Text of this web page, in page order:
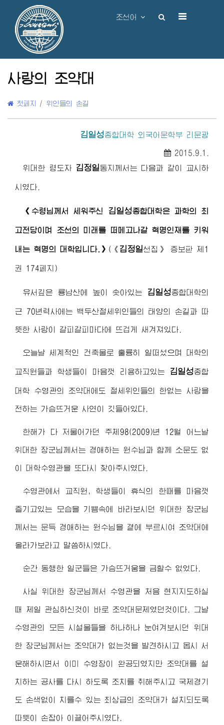
조선어
사랑의 조약대
첫페지 / 위인들의 손길
김일성종합대학 외국어문학부 리문광
2015.9.1.
위대한 령도자 김정일동지 께서는 다음과 같이 교시하
시였다.
《수령님 께서 세워주신 김일성종합대학은 과학의 최
고전당이며 조선의 미래를 떠메고나갈 혁명인재를 키워
내는 혁명의 대학입니다.》 (《 김정일선집》 증보판 제1
권 174페지)
유서깊은 룡남산에 높이 솟아있는 김일성종합대학의
근 70년력사에는 백두산절세위인들의 태양의 손길과 따
뜻한 사랑이 갈피갈피마다에 뜨겁게 새겨져있다.
오늘날 세계적인 건축물로 훌륭히 일떠섰으며 대학의
교직원들과 학생들이 마음껏 리용하고있는 김일성종합
대학 수영관의 조약대에도 절세위인들의 한없는 사랑을
전하는 가슴뜨거운 사연이 깃들어있다.
한해가 다 저물어가던 주체98(2009)년 12월 어느날
위대한장군님 께서는 경애하는 원수님 과 함께 소문도 없
이 대학수영관을 또다시 찾아주시였다.
수영관에서 교직원, 학생들이 휴식의 한때를 마음껏
즐기고있는 모습을 기쁨속에 바라보시던 위대한 장군님
께서는 문득 경애하는 원수님 을 곁에 부르시여 조약대에
올라가보라고 말씀하시였다.
순간 동행한 일군들은 가슴뜨거움을 금할수 없었다.
사실 위대한 장군님 께서 수영관을 처음 현지지도하실
때 제일 관심하신것이 바로 조약대문제였던것이다. 그날
수영관의 모든 시설물들을 하나하나 눈여겨보시던 위대
한장군님 께서는 조약대가 없는것을 발견하시고 몹시 서
운해하시면서 이미 수영장이 완공되였지만 조약대를 설
치하는 공사를 다시 하도록 조치를 취해주시고 국제경기
도 손색없이 치를수 있는 최상급의 조약대가 설치되도록
따뜻이 손잡아 이끌어주시였다.